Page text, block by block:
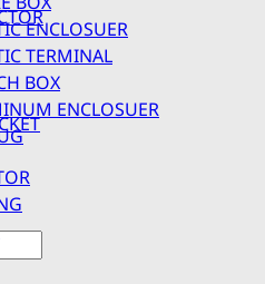
ENCLOSUER
TERMINAL
BOX
ENCLOSUER